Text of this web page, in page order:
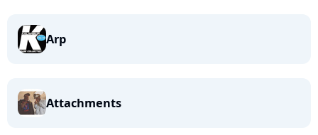
Arp
Attachments